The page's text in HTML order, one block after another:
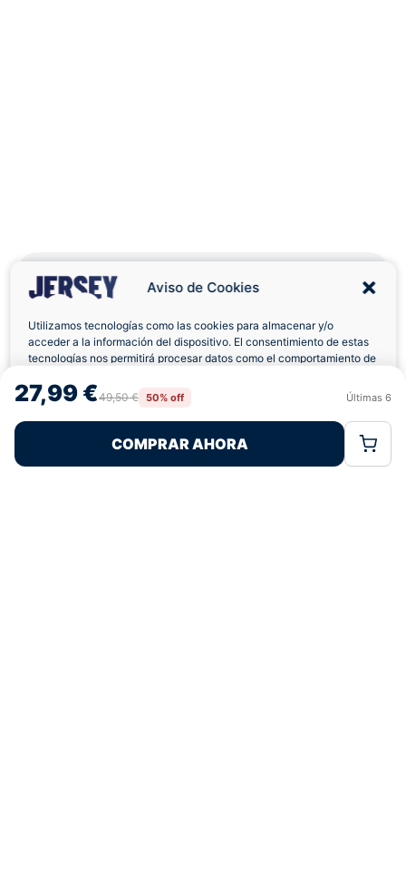
Aviso de Cookies
Utilizamos tecnologías como las cookies para almacenar y/o
acceder a la información del dispositivo. El consentimiento de estas
tecnologías nos permitirá procesar datos como el comportamiento de
retirar el consentimiento, puede afectar negativamente a ciertas
características y funciones.
Rechazar
Política de CookiesPolítica de Privacidad
27,99 €49,50 € 50% off Últimas 6
COMPRAR AHORA
Envíos a Domicilio Devolución 7 Días
Pagos 100% Seguros Ofertas Sin Límites